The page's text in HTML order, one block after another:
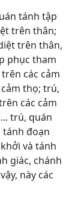
tánh tập
trên thân;
trên thân,
phục tham
các cảm
thọ; trú,
các cảm
trú, quán
đoạn
và tánh
giác, chánh
này các